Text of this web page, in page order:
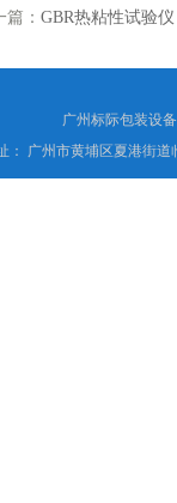
篇： GBR热粘性试验仪
广州标际包装设
： 广州市黄埔区夏港街